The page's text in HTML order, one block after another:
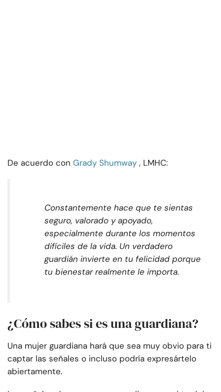
De acuerdo con Grady Shumway , LMHC:
Constantemente hace que te sientas
seguro, valorado y apoyado,
especialmente durante los momentos
difíciles de la vida. Un verdadero
guardián invierte en tu felicidad porque
tu bienestar realmente le importa.
¿Cómo sabes si es una guardiana?
Una mujer guardiana hará que sea muy obvio para ti
captar las señales o incluso podría expresártelo
abiertamente.